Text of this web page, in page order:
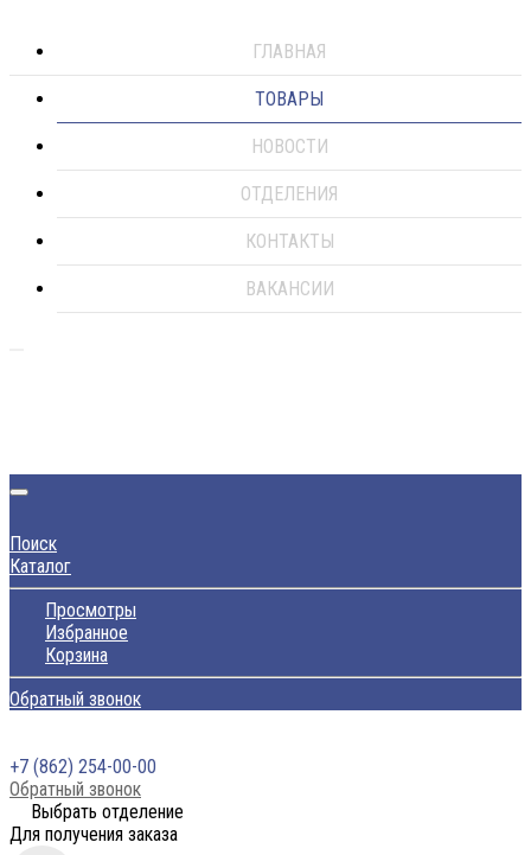
ГЛАВНАЯ
ТОВАРЫ
НОВОСТИ
ОТДЕЛЕНИЯ
КОНТАКТЫ
ВАКАНСИИ
Поиск
Каталог
Просмотры
Избранное
Корзина
Обратный звонок
+7 (862) 254-00-00
Обратный звонок
Выбрать отделение
Для получения заказа